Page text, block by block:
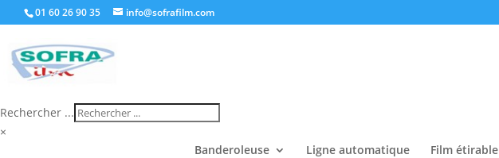
01 60 26 90 35 info@sofrafilm.com
Rechercher ...
×
Banderoleuse
Ligne automatique Film étirable